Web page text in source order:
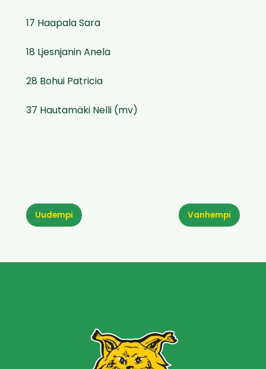
17 Haapala Sara
18 Ljesnjanin Anela
28 Bohui Patricia
37 Hautamäki Nelli (mv)
Vanhempi
Uudempi